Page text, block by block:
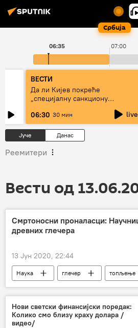
Србија
07:00
06:35
ВЕСТИ
Да ли Кијев покреће
„специјалну санкциону
06:30 30 мин live
Јуче Данас
Реемитери
Вести од
Смртоносни проналасци:
древних глечера
13 Јун 2020, 22:44
Наука глечер
топљење
артефакти
викинг
Норвешка
Археологија
Нови светски финансијски поредак:
Колико смо близу краху долара /
видео/